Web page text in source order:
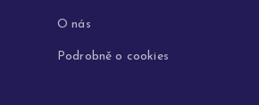
O nás
Podrobně o cookies